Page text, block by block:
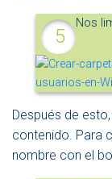
Nos
Después de
contenido. Para
nombre con el